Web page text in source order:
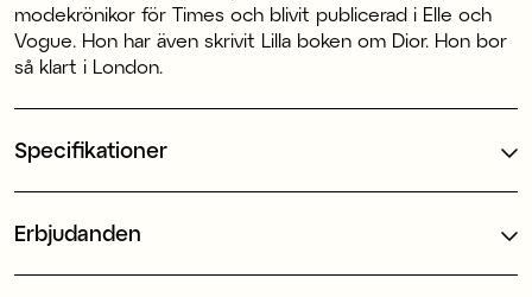
modekrönikor för Times och blivit publicerad i Elle och
Vogue. Hon har även skrivit Lilla boken om Dior. Hon bor
så klart i London.
Specifikationer
Erbjudanden